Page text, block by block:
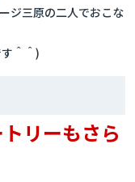
ジ三原の二人でおこな
＾＾)
リーもさら